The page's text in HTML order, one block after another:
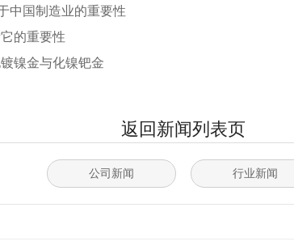
中国制造业的重要性
的重要性
镍金与化镍钯金
返回新闻列表页
公司新闻 行业新闻